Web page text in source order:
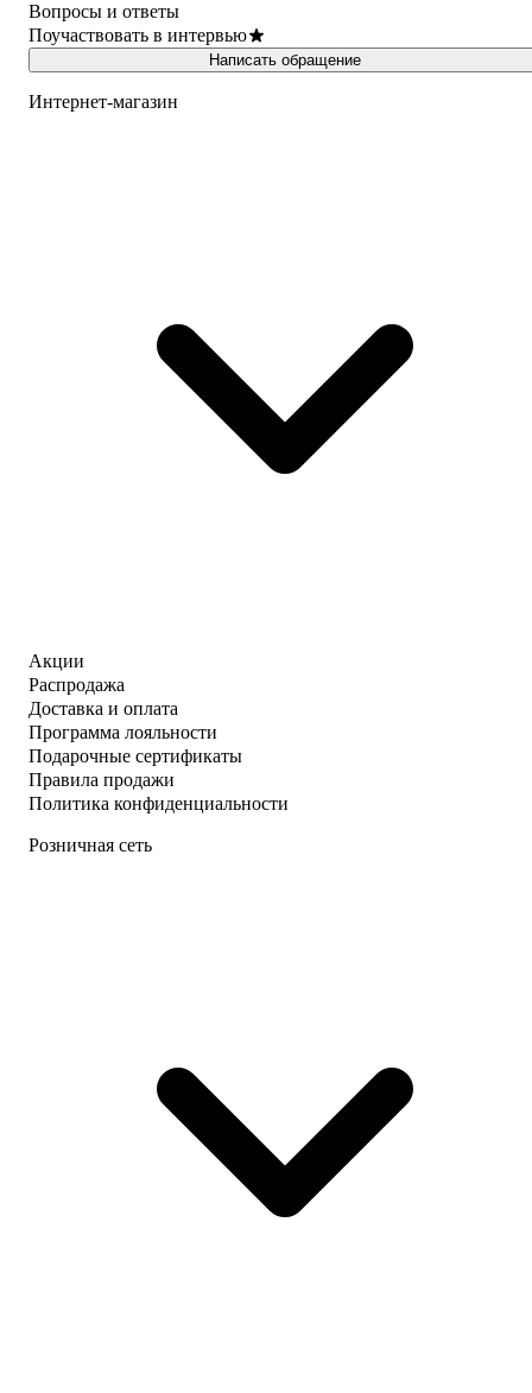
Вопросы и ответы
Поучаствовать в интервью
Написать обращение
Интернет-магазин
Акции
Распродажа
Доставка и оплата
Программа лояльности
Подарочные сертификаты
Правила продажи
Политика конфиденциальности
Розничная сеть